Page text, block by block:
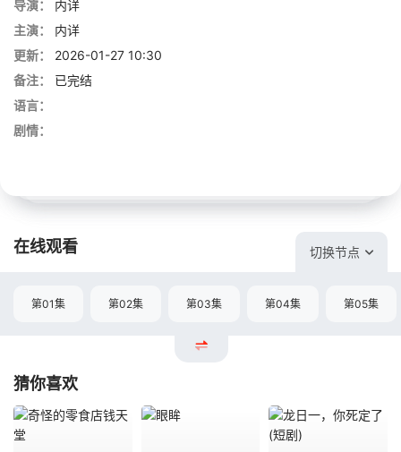
导演：
内详
主演：
内详
更新：
2026-01-27 10:30
备注：
已完结
语言：
剧情：
在线观看 切换节点
第01集 第02集 第03集 第04集 第05集
猜你喜欢